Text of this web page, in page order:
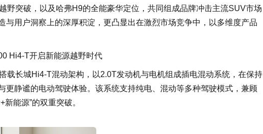
野突破，以及哈弗H9的全能豪华定位，共同组成品牌冲击主流SUV市场
与用户洞察上的深厚积淀，更凸显出在激烈市场竞争中，以多维度产品
Hi4-T开启新能源越野时代
载长城Hi4-T混动架构，以2.0T发动机与电机组成插电混动系统，在保持
更静谧的电动驾驶体验。该系统支持纯电、混动等多种驾驶模式，兼顾
能源”的双重突破。